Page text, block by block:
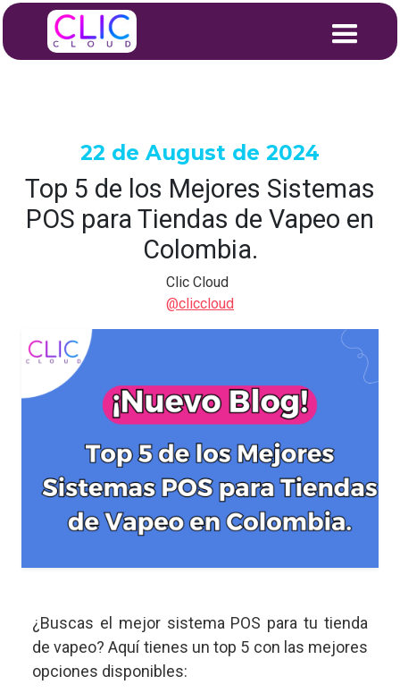
22 de August de 2024
Top 5 de los Mejores Sistemas
POS para Tiendas de Vapeo en
Colombia.
Clic Cloud
@cliccloud
¿Buscas el mejor sistema POS para tu tienda
de vapeo? Aquí tienes un top 5 con las mejores
opciones disponibles: